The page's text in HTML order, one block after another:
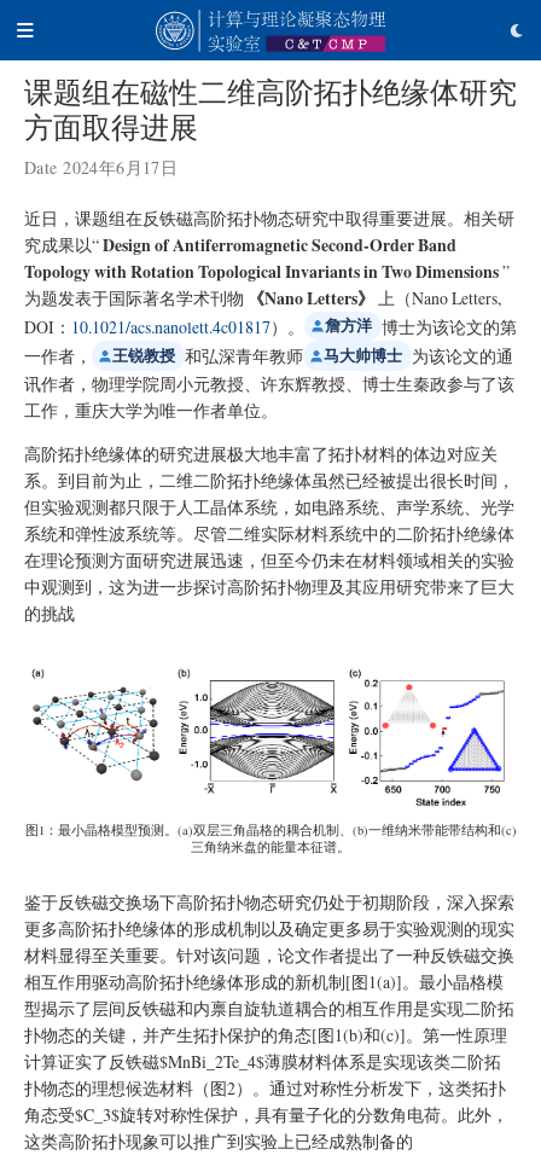
课题组在磁性二维高阶拓扑绝缘体研究
方面取得进展
Date 2024年6月17日
近日，课题组在反铁磁高阶拓扑物态研究中取得重要进展。相关研
究成果以“Design of Antiferromagnetic Second-Order Band
Topology with Rotation Topological Invariants in Two Dimensions”
为题发表于国际著名学术刊物
《Nano Letters》
上（Nano Letters,
DOI： 10.1021/acs.nanolett.4c01817）。 詹方洋 博士为该论文的第
一作者，
王锐教授 和弘深青年教师 马大帅博士 为该论文的通
讯作者，物理学院周小元教授、许东辉教授、博士生秦政参与了该
工作，重庆大学为唯一作者单位。
高阶拓扑绝缘体的研究进展极大地丰富了拓扑材料的体边对应关
系。到目前为止，二维二阶拓扑绝缘体虽然已经被提出很长时间，
但实验观测都只限于人工晶体系统，如电路系统、声学系统、光学
系统和弹性波系统等。尽管二维实际材料系统中的二阶拓扑绝缘体
在理论预测方面研究进展迅速，但至今仍未在材料领域相关的实验
中观测到，这为进一步探讨高阶拓扑物理及其应用研究带来了巨大
的挑战
图1：最小晶格模型预测。(a)双层三角晶格的耦合机制、(b)一维纳米带能带结构和(c)
三角纳米盘的能量本征谱。
鉴于反铁磁交换场下高阶拓扑物态研究仍处于初期阶段，深入探索
更多高阶拓扑绝缘体的形成机制以及确定更多易于实验观测的现实
材料显得至关重要。针对该问题，论文作者提出了一种反铁磁交换
相互作用驱动高阶拓扑绝缘体形成的新机制[图1(a)]。最小晶格模
型揭示了层间反铁磁和内禀自旋轨道耦合的相互作用是实现二阶拓
扑物态的关键，并产生拓扑保护的角态[图1(b)和(c)]。第一性原理
计算证实了反铁磁$MnBi_2Te_4$薄膜材料体系是实现该类二阶拓
扑物态的理想候选材料（图2）。通过对称性分析发下，这类拓扑
角态受$C_3$旋转对称性保护，具有量子化的分数角电荷。此外，
这类高阶拓扑现象可以推广到实验上已经成熟制备的